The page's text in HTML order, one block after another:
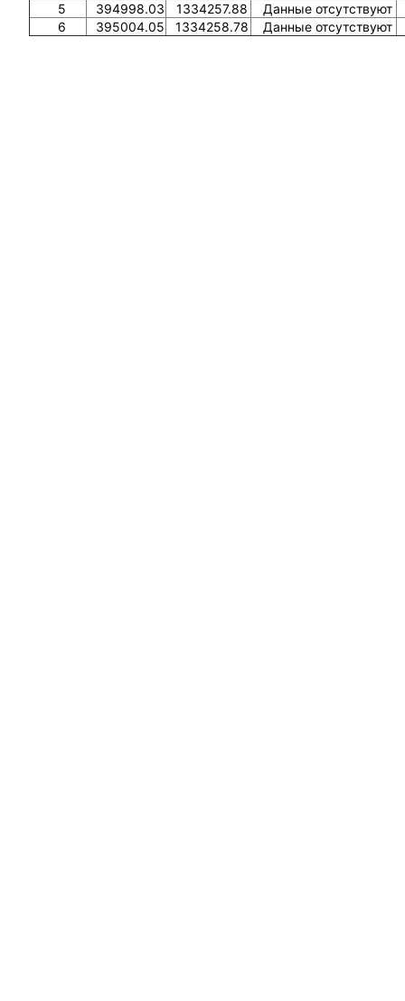
5
394998.03 1334257.88
Данные отсутствуют
6
395004.05 1334258.78 Данные отсутствуют